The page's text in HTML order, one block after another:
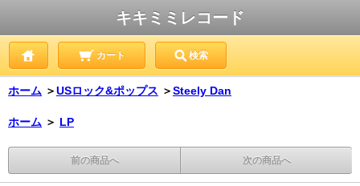
キキミミレコード
カート 検索
ホーム ＞USロック&ポップス ＞Steely Dan
ホーム ＞ LP
前の商品へ 次の商品へ